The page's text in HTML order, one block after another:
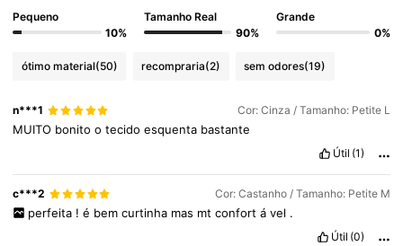
4,90 2.3M Seguidores
Pequeno
10%
Tamanho Real
90%
Grande
0%
ótimo material(50) recompraria(2) sem odores(19)
n***1 Cor: Cinza / Tamanho: Petite L
MUITO bonitootecidoesquenta bastante
Útil (1)
c***2 Cor: Castanho / Tamanho: Petite M
perfeita ! é bem curtinha mas mt confort á vel .
Útil (0)